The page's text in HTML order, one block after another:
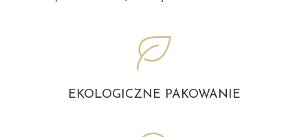
EKOLOGICZNE PAKOWANIE